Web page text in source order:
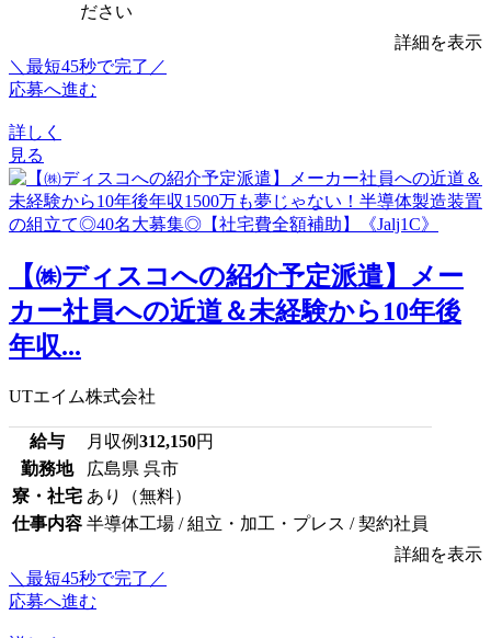
ださい
詳細を表示
＼最短45秒で完了／
応募へ進む
詳しく
見る
【㈱ディスコへの紹介予定派遣】メー
カー社員への近道＆未経験から10年後
年収...
UTエイム株式会社
給与 月収例312,150円
勤務地
広島県 呉市
寮・社宅 あり（無料）
仕事内容 半導体工場 / 組立・加工・プレス / 契約社員
詳細を表示
＼最短45秒で完了／
応募へ進む